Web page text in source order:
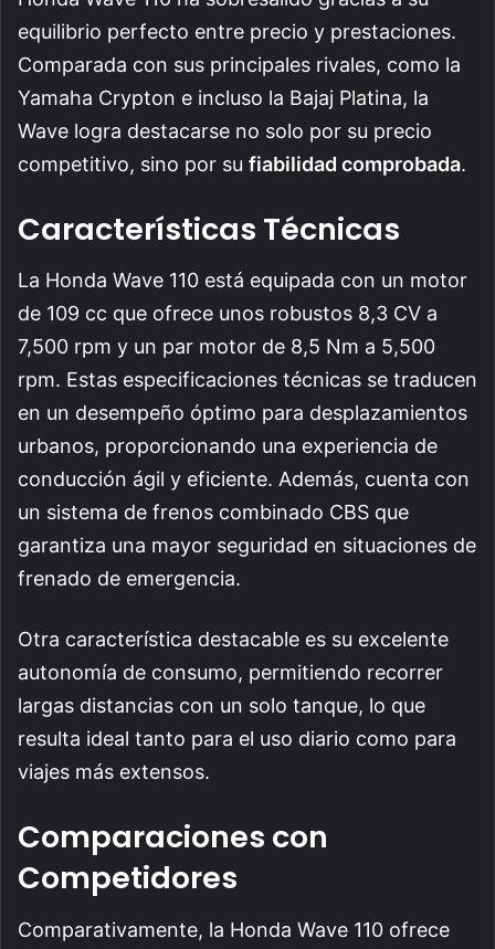
equilibrio perfecto entre precio y prestaciones.
Comparada con sus principales rivales, como la
Yamaha Crypton e incluso la Bajaj Platina, la
Wave logra destacarse no solo por su precio
competitivo, sino por su fiabilidad comprobada.
Características Técnicas
La Honda Wave 110 está equipada con un motor
de 109 cc que ofrece unos robustos 8,3 CV a
7,500 rpm y un par motor de 8,5 Nm a 5,500
rpm. Estas especificaciones técnicas se traducen
en un desempeño óptimo para desplazamientos
urbanos, proporcionando una experiencia de
conducción ágil y eficiente. Además, cuenta con
un sistema de frenos combinado CBS que
garantiza una mayor seguridad en situaciones de
frenado de emergencia.
Otra característica destacable es su excelente
autonomía de consumo, permitiendo recorrer
largas distancias con un solo tanque, lo que
resulta ideal tanto para el uso diario como para
viajes más extensos.
Comparaciones con
Competidores
Comparativamente, la Honda Wave 110 ofrece